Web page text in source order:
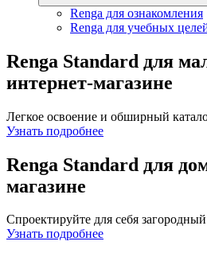
Renga для ознакомления
Renga для учебных
Renga Standard для
интернет-магазине
Легкое освоение и обширный
Узнать подробнее
Renga Standard для
магазине
Спроектируйте для себя
Узнать подробнее